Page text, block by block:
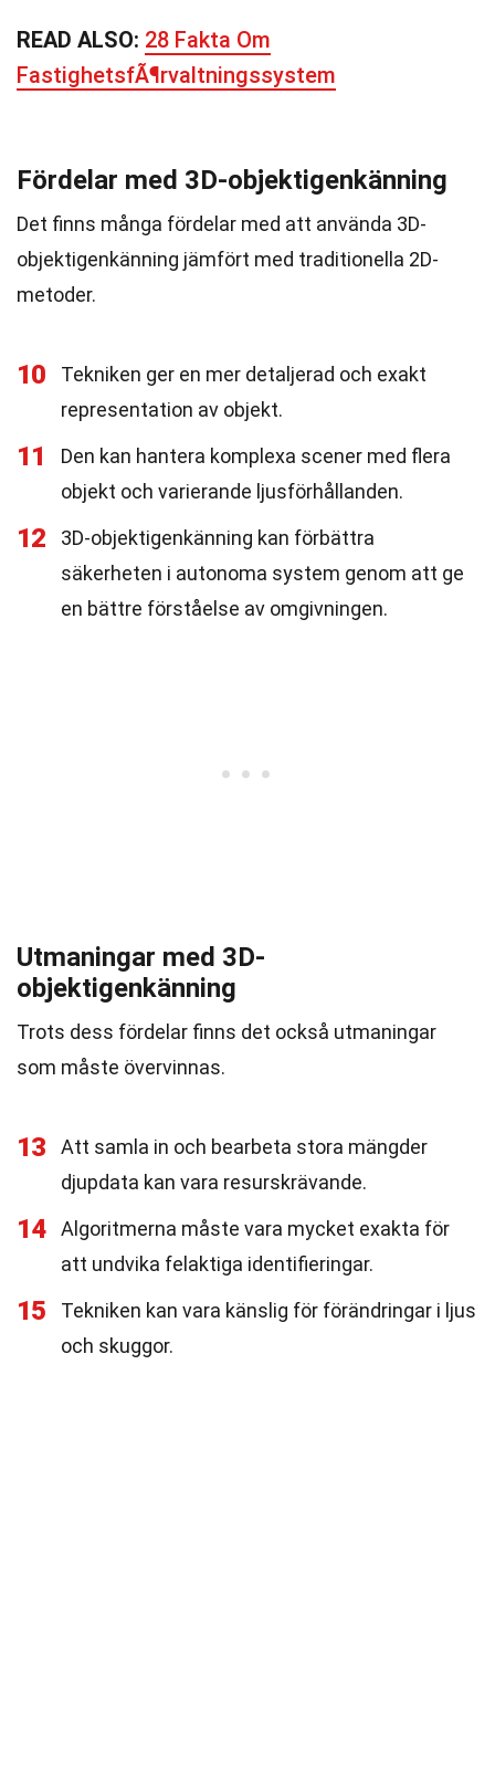
READ ALSO: 28 Fakta Om
FastighetsfÃ¶rvaltningssystem
Fördelar med 3D-objektigenkänning
Det finns många fördelar med att använda 3D-
objektigenkänning jämfört med traditionella 2D-
metoder.
10
Tekniken ger en mer detaljerad och exakt
representation av objekt.
11
Den kan hantera komplexa scener med flera
objekt och varierande ljusförhållanden.
12
3D-objektigenkänning kan förbättra
säkerheten i autonoma system genom att ge
en bättre förståelse av omgivningen.
Utmaningar med 3D-
objektigenkänning
Trots dess fördelar finns det också utmaningar
som måste övervinnas.
13
Att samla in och bearbeta stora mängder
djupdata kan vara resurskrävande.
14
Algoritmerna måste vara mycket exakta för
att undvika felaktiga identifieringar.
15
Tekniken kan vara känslig för förändringar i ljus
och skuggor.